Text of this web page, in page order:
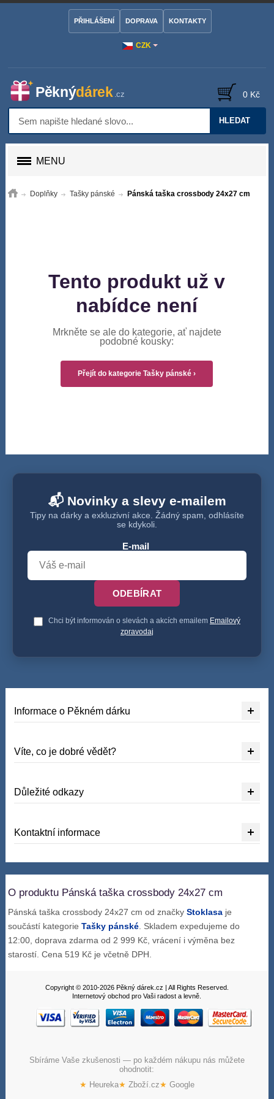
CZK
PŘIHLÁŠENÍ DOPRAVA KONTAKTY
HLEDAT
0 Kč
MENU
Doplňky Tašky pánské Pánská taška crossbody 24x27 cm
Tento produkt už v
nabídce není
Mrkněte se ale do kategorie, ať najdete
podobné kousky:
Přejít do kategorie Tašky pánské ›
📬 Novinky a slevy e-mailem
Tipy na dárky a exkluzivní akce. Žádný spam, odhlásíte
se kdykoli.
E-mail
ODEBÍRAT
Chci být informován o slevách a akcích emailem Emailový
zpravodaj
Informace o Pěkném dárku
Víte, co je dobré vědět?
Důležité odkazy
Kontaktní informace
O produktu Pánská taška crossbody 24x27 cm
Pánská taška crossbody 24x27 cm od značkyStoklasa je
součástí kategorieTašky pánské . Skladem expedujeme do
12:00, doprava zdarma od 2 999 Kč, vrácení i výměna bez
starostí. Cena 519 Kč je včetně DPH.
Copyright © 2010-2026 Pěkný dárek.cz | All Rights Reserved.
Internetový obchod pro Vaši radost a levně.
Sbíráme Vaše zkušenosti — po každém nákupu nás můžete
ohodnotit:
★ Heureka★ Zboží.cz★ Google